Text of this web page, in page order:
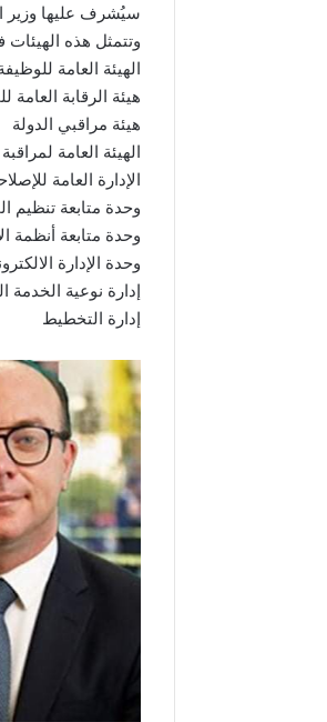
سيُشرف عليها وزير
وتتمثل هذه الهيئات
الهيئة العامة
هيئة الرقابة العامة
هيئة مراقبي الدولة
الهيئة العامة
الإدارة العامة
وحدة متابعة تنظيم
وحدة متابعة أنظمة
وحدة الإدارة
إدارة نوعية الخدمة
إدارة التخطيط